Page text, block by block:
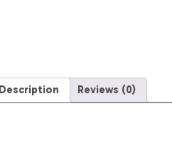
Description Reviews (0)